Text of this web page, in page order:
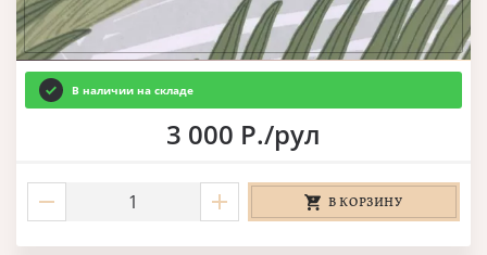
В наличии на складе
3 000 Р./рул
В КОРЗИНУ